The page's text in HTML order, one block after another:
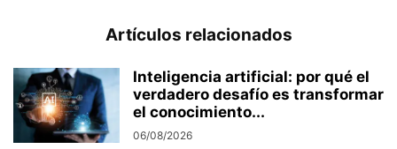
Artículos relacionados
Inteligencia artificial: por qué el
verdadero desafío es transformar
el conocimiento...
06/08/2026